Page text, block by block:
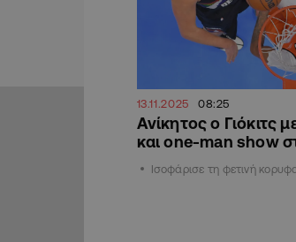
13.11.2025 08:25
Ανίκητος ο Γιόκιτς
και one-man show
Ισοφάρισε τη φετινή